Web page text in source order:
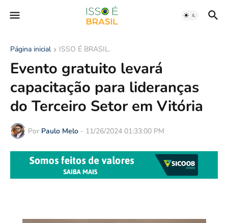
Página inicial ISSO É BRASIL.
Evento gratuito levará
capacitação para lideranças
do Terceiro Setor em Vitória
Por Paulo Melo - 11/26/2024 01:33:00 PM